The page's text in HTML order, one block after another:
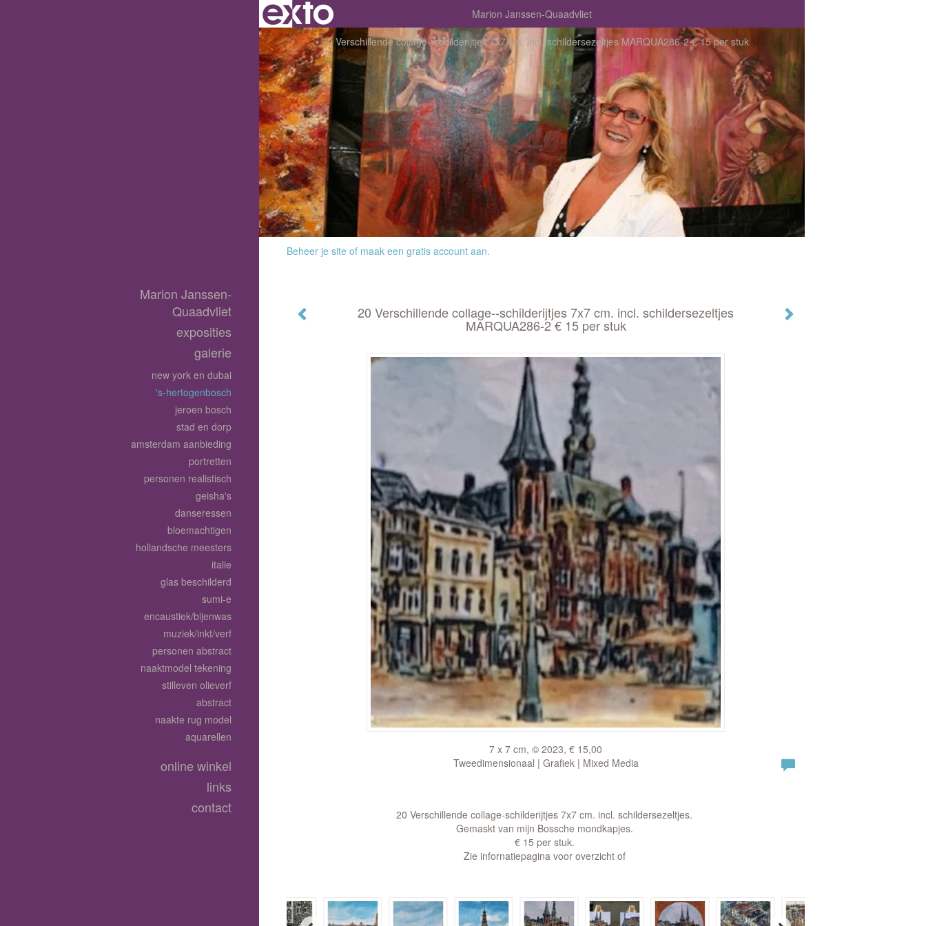
Marion Janssen-Quaadvliet
20 Verschillende collage--schilderijtjes 7x7 cm. incl. schildersezeltjes MARQUA286-2 € 15 per stuk
Beheer je site of maak een gratis account aan.
20 Verschillende collage--schilderijtjes 7x7 cm. incl. schildersezeltjes
MARQUA286-2 € 15 per stuk
7 x 7 cm, © 2023, € 15,00
Tweedimensionaal | Grafiek | Mixed Media
20 Verschillende collage-schilderijtjes 7x7 cm. incl. schildersezeltjes.
Gemaskt van mijn Bossche mondkapjes.
€ 15 per stuk.
Zie infornatiepagina voor overzicht of
Marion Janssen-
Quaadvliet
exposities
galerie
new york en dubai
's-hertogenbosch
jeroen bosch
stad en dorp
amsterdam aanbieding
portretten
personen realistisch
geisha's
danseressen
bloemachtigen
hollandsche meesters
italie
glas beschilderd
sumi-e
encaustiek/bijenwas
muziek/inkt/verf
personen abstract
naaktmodel tekening
stilleven olieverf
abstract
naakte rug model
aquarellen
online winkel
links
contact